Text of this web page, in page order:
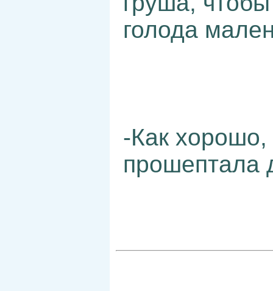
голода
-Как
прошептала